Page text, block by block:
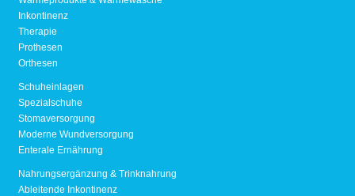
Inkontinenz
Therapie
Prothesen
Orthesen
Schuheinlagen
Spezialschuhe
Stomaversorgung
Moderne Wundversorgung
Enterale Ernährung
Nahrungsergänzung & Trinknahrung
Ableitende Inkontinenz